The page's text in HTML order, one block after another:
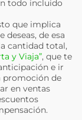
todo incluido
que implica
deseas, de esa
cantidad total,
y Viaja”, que te
e ir
promoción de
en ventas